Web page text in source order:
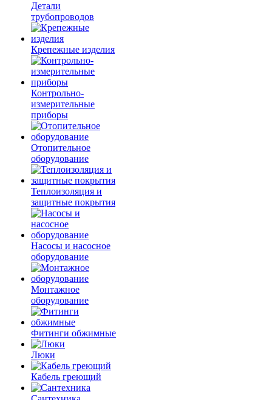
Детали
трубопроводов
Крепежные изделия
Контрольно-
измерительные
приборы
Отопительное
оборудование
Теплоизоляция и
защитные покрытия
Насосы и насосное
оборудование
Монтажное
оборудование
Фитинги обжимные
Люки
Кабель греющий